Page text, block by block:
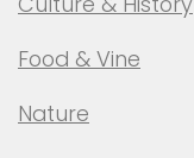
Food & Vine
Nature